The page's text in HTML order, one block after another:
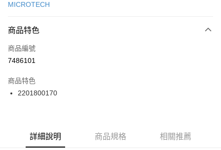
Apple Pay
ATM付款
郵寄到府(台灣本島適用)
每筆NT$180，滿NT$2,000(含以上)免運費
MICROTECH
商品特色
商品編號
7486101
商品特色
2201800170
詳細說明 商品規格 相關推薦